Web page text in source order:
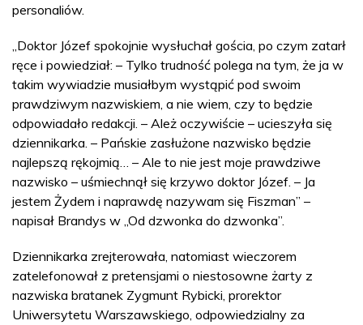
personaliów.
„Doktor Józef spokojnie wysłuchał gościa, po czym zatarł
ręce i powiedział: – Tylko trudność polega na tym, że ja w
takim wywiadzie musiałbym wystąpić pod swoim
prawdziwym nazwiskiem, a nie wiem, czy to będzie
odpowiadało redakcji. – Ależ oczywiście – ucieszyła się
dziennikarka. – Pańskie zasłużone nazwisko będzie
najlepszą rękojmią… – Ale to nie jest moje prawdziwe
nazwisko – uśmiechnął się krzywo doktor Józef. – Ja
jestem Żydem i naprawdę nazywam się Fiszman” –
napisał Brandys w „Od dzwonka do dzwonka”.
Dziennikarka zrejterowała, natomiast wieczorem
zatelefonował z pretensjami o niestosowne żarty z
nazwiska bratanek Zygmunt Rybicki, prorektor
Uniwersytetu Warszawskiego, odpowiedzialny za